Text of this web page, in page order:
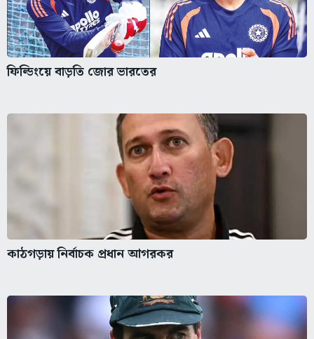
ফিল্ডিংয়ে বাড়তি জোর ভারতের
কাঠগড়ায় নির্বাচক প্রধান আগরকর